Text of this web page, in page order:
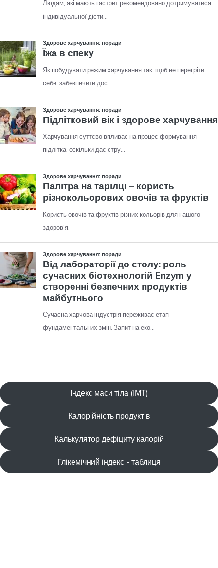
Індекс маси тіла (ІМТ)
Калорійність продуктів
Калькулятор дефіциту калорій
Глікемічний індекс - таблиця